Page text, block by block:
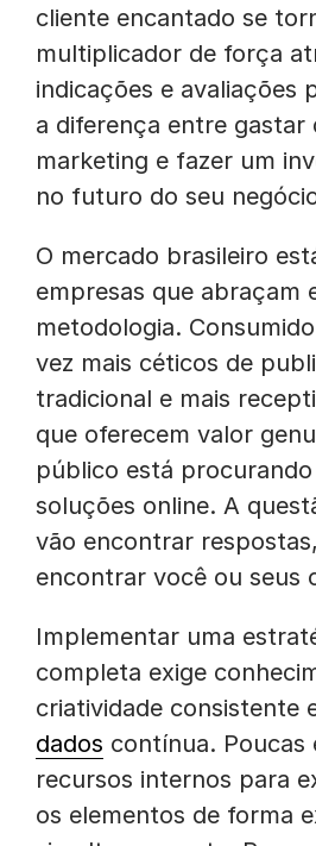
cliente encantado se
multiplicador de força
indicações e avaliações
a diferença entre gastar
marketing e fazer um
no futuro do seu
O mercado brasileiro
empresas que abraçam
metodologia.
vez mais céticos de
tradicional e mais
que oferecem valor
público está
soluções online. A
vão encontrar
encontrar você ou seus
Implementar uma
completa exige
criatividade consistente
dados contínua. Poucas
recursos internos para
os elementos de forma